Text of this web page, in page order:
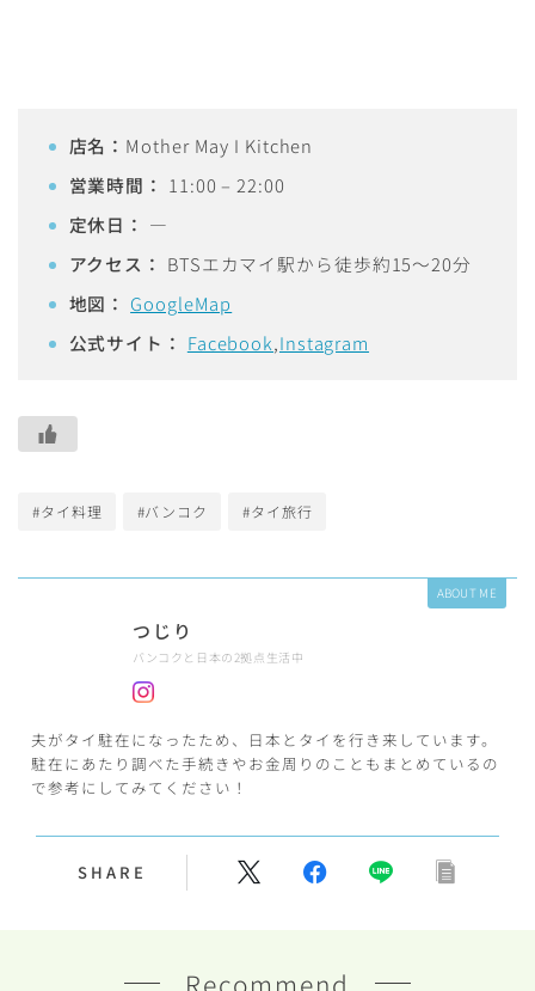
店名： Mother May I Kitchen
営業時間：
11:00 – 22:00
定休日： —
アクセス： BTSエカマイ駅から徒歩約15〜20分
地図： GoogleMap
公式サイト： Facebook,Instagram
#タイ料理 #バンコク #タイ旅行
ABOUT ME
つじり
バンコクと日本の2拠点生活中
夫がタイ駐在になったため、日本とタイを行き来しています。
駐在にあたり調べた手続きやお金周りのこともまとめているの
で参考にしてみてください！
SHARE
Recommend